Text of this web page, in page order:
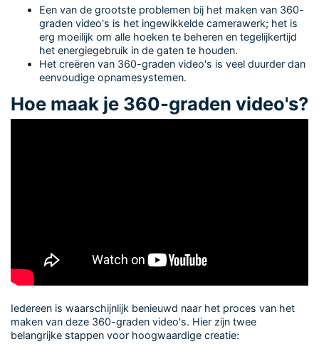
Een van de grootste problemen bij het maken van 360-
graden video's is het ingewikkelde camerawerk; het is
erg moeilijk om alle hoeken te beheren en tegelijkertijd
het energiegebruik in de gaten te houden.
Het creëren van 360-graden video's is veel duurder dan
eenvoudige opnamesystemen.
Hoe maak je 360-graden video's?
Iedereen is waarschijnlijk benieuwd naar het proces van het
maken van deze 360-graden video's. Hier zijn twee
belangrijke stappen voor hoogwaardige creatie: